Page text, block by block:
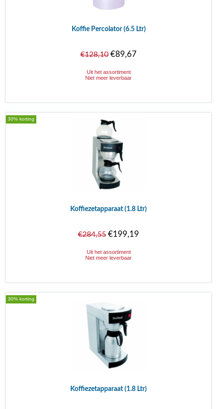
Koffie Percolator (6.5 Ltr)
€128,10 €89,67
Uit het assortiment
Niet meer leverbaar
30% korting
Koffiezetapparaat (1.8 Ltr)
€284,55 €199,19
Uit het assortiment
Niet meer leverbaar
30% korting
Koffiezetapparaat (1.8 Ltr)